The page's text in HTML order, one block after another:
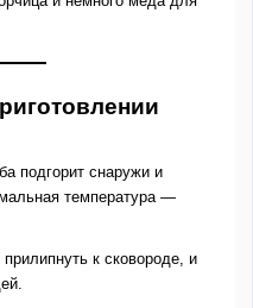
подгорит снаружи и
температура —
к сковороде, и